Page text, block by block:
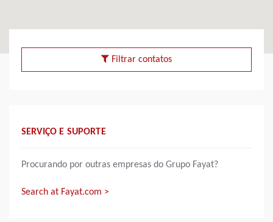
Filtrar contatos
SERVIÇO E SUPORTE
Procurando por outras empresas do Grupo Fayat?
Search at Fayat.com >